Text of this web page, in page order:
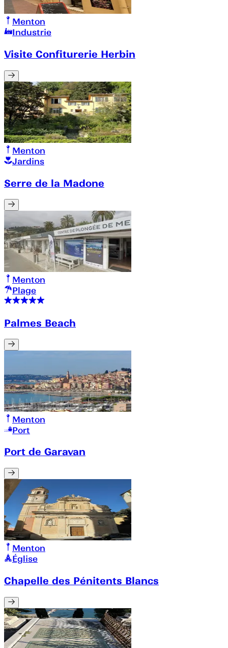
Menton
Industrie
Visite Confiturerie Herbin
Menton
Jardins
Serre de la Madone
Menton
Plage
Palmes Beach
Menton
Port
Port de Garavan
Menton
Église
Chapelle des Pénitents Blancs